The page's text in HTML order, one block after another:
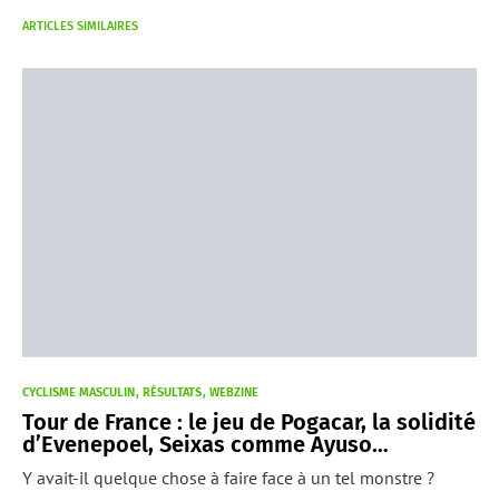
ARTICLES SIMILAIRES
CYCLISME MASCULIN RÉSULTATS WEBZINE
Tour de France : le jeu de Pogacar, la solidité
d’Evenepoel, Seixas comme Ayuso…
Y avait-il quelque chose à faire face à un tel monstre ?